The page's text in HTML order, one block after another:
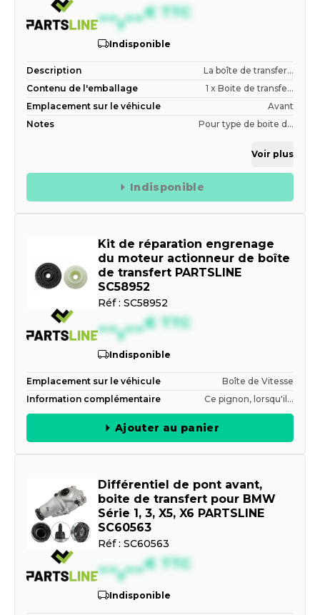
--,--€ TTC
Indisponible
Description
La boîte de transfer...
Contenu de l'emballage
1 x Boite de transfe...
Emplacement sur le véhicule
Avant
Notes
Pour type de boite d...
Voir plus
Indisponible
Kit de réparation engrenage
du moteur actionneur de boîte
de transfert PARTSLINE
SC58952
Réf : SC58952
--,--€ TTC
Indisponible
Emplacement sur le véhicule
Boîte de Vitesse
Information complémentaire
Ce pignon, lorsqu'il...
Ajouter au panier
Différentiel de pont avant,
boite de transfert pour BMW
Série 1, 3, X5, X6 PARTSLINE
SC60563
Réf : SC60563
--,--€ TTC
Indisponible